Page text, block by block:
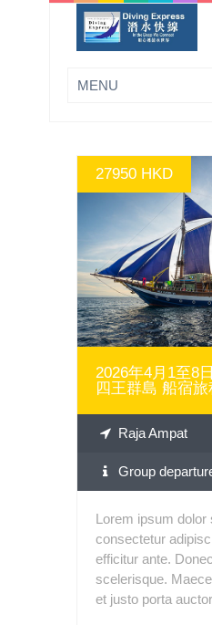
27950 HKD
MORE
2026年4月1至8
四王群島 船宿旅
Raja Ampat
Group
Lorem ipsum dolor
consectetur
efficitur ante.
scelerisque.
et justo porta